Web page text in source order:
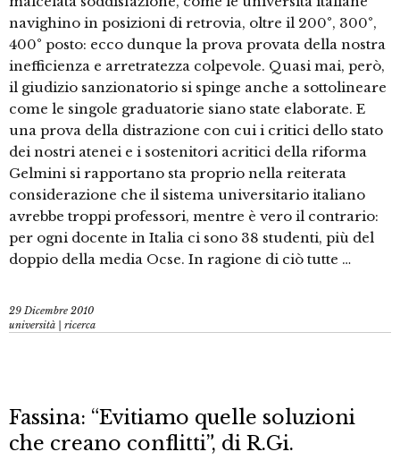
navighino in posizioni di retrovia, oltre il 200°, 300°,
400° posto: ecco dunque la prova provata della nostra
inefficienza e arretratezza colpevole. Quasi mai, però,
il giudizio sanzionatorio si spinge anche a sottolineare
come le singole graduatorie siano state elaborate. E
una prova della distrazione con cui i critici dello stato
dei nostri atenei e i sostenitori acritici della riforma
Gelmini si rapportano sta proprio nella reiterata
considerazione che il sistema universitario italiano
avrebbe troppi professori, mentre è vero il contrario:
per ogni docente in Italia ci sono 38 studenti, più del
doppio della media Ocse. In ragione di ciò tutte …
29 Dicembre 2010
università | ricerca
Fassina: “Evitiamo quelle soluzioni
che creano conflitti”, di R.Gi.